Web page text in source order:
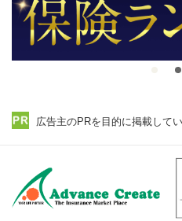
広告主のPRを目的に掲載して